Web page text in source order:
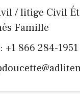
/ litige Civil
Famille
: +1 866 284-1951